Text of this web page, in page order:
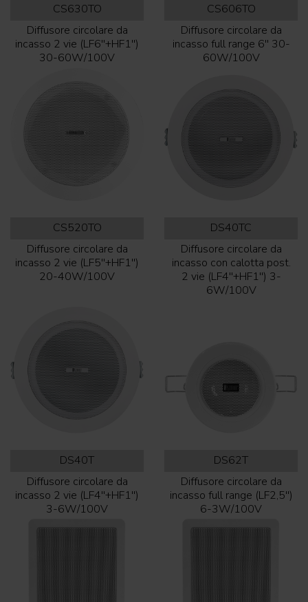
CS630TO
Diffusore circolare da
incasso 2 vie (LF6''+HF1'')
30-60W/100V
CS606TO
Diffusore circolare da
incasso full range 6'' 30-
60W/100V
CS520TO
Diffusore circolare da
incasso 2 vie (LF5''+HF1'')
20-40W/100V
DS40TC
Diffusore circolare da
incasso con calotta post.
2 vie (LF4''+HF1'') 3-
6W/100V
DS40T
Diffusore circolare da
incasso 2 vie (LF4''+HF1'')
3-6W/100V
DS62T
Diffusore circolare da
incasso full range (LF2,5'')
6-3W/100V